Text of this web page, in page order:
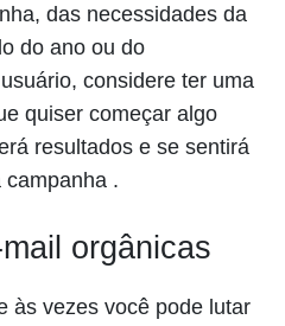
das necessidades da
do ano ou do
considere ter uma
quiser começar algo
resultados e se sentirá
campanha .
orgânicas
às vezes você pode lutar